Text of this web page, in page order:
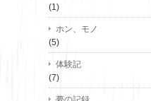
(1)
ホン、モノ
(5)
体験記
(7)
夢の記録